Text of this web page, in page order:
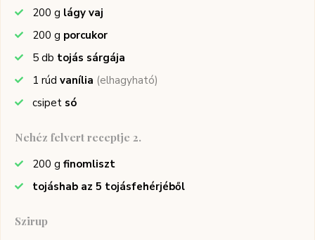
200 g lágy vaj
200 g porcukor
5 db tojás sárgája
1 rúd vanília (elhagyható)
csipet só
Nehéz felvert receptje 2.
200 g finomliszt
tojáshab az 5 tojásfehérjéből
Szirup